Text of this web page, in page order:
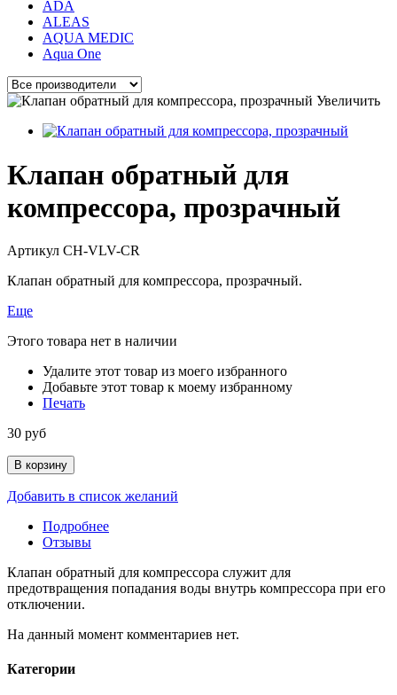
ADA
ALEAS
AQUA MEDIC
Aqua One
Увеличить
Клапан обратный для
компрессора, прозрачный
Артикул CH-VLV-CR
Клапан обратный для компрессора, прозрачный.
Еще
Этого товара нет в наличии
Удалите этот товар из моего избранного
Добавьте этот товар к моему избранному
Печать
30 руб
В корзину
Добавить в список желаний
Подробнее
Отзывы
Клапан обратный для компрессора служит для
предотвращения попадания воды внутрь компрессора при его
отключении.
На данный момент комментариев нет.
Категории